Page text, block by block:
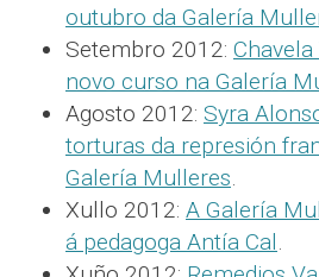
outubro da Galería
Setembro 2012:
novo curso na Galería
Agosto 2012: Syra
torturas da represión
Galería Mulleres.
Xullo 2012: A Galería
á pedagoga Antía Cal.